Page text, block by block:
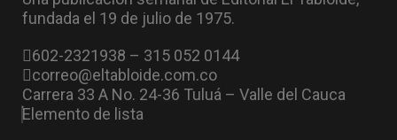
fundada el 19 de julio de 1975.
602-2321938 – 315 052 0144
correo@eltabloide.com.co
Carrera 33 A No. 24-36 Tuluá – Valle del Cauca
Elemento de lista